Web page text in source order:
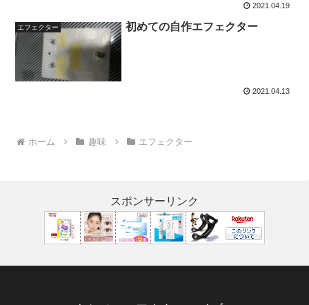
2021.04.19
エフェクター 初めての自作エフェクター
2021.04.13
ホーム 趣味 エフェクター
スポンサーリンク